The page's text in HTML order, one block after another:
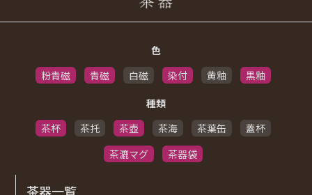
色
粉青磁
青磁 白磁 染付 黄釉
黒釉
種類
茶杯
茶托 茶壺 茶海 茶葉缶
蓋杯
茶漉マグ
茶器袋
茶器一覧